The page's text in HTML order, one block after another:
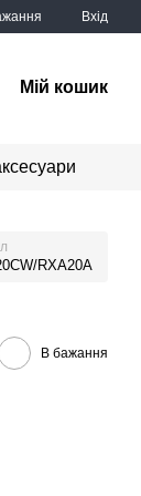
Вхід
Мій кошик
RXA20A
В бажання